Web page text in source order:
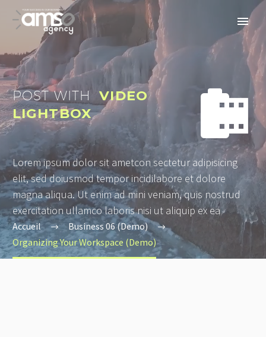


POST WITH
VIDEO
LIGHTBOX
Lorem ipsum dolor sit ametcon sectetur adipisicing
elit, sed doiusmod tempor incidilabore et dolore
magna aliqua. Ut enim ad mini veniam, quis nostrud
exercitation ullamco laboris nisi ut aliquip ex ea
Accueil
Business 06 (Demo)
Organizing Your Workspace (Demo)